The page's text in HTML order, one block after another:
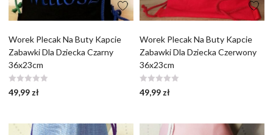
Worek Plecak Na Buty Kapcie
Zabawki Dla Dziecka Czarny
36x23cm
49,99 zł
Worek Plecak Na Buty Kapcie
Zabawki Dla Dziecka Czerwony
36x23cm
49,99 zł